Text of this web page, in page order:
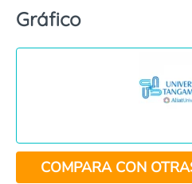
Gráfico
COMPARA CON